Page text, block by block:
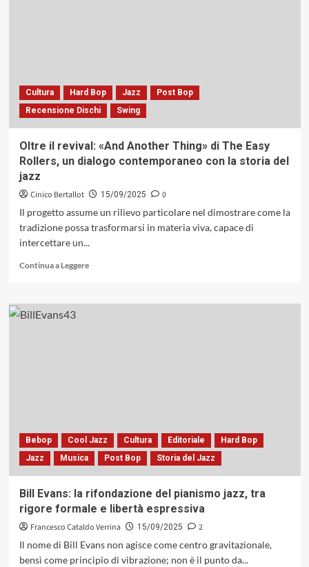
misura
del
suono
della
discrezione
Hawk
1986)
Cultura Hard Bop Jazz
Post Bop
Recensione Dischi
Swing
Oltre il revival: «And Another Thing» di The Easy
Rollers, un dialogo contemporaneo con la storia del
jazz
Cinico Bertallot 15/09/2025
0
Il progetto assume un rilievo particolare nel dimostrare come la
tradizione possa trasformarsi in materia viva, capace di
intercettare un...
Continua a LeggereLeggi
su
Rollers,
un
dialogo
la
storia
del
Bebop Cool Jazz Cultura Editoriale
Hard Bop
Jazz
Musica Post Bop Storia del Jazz
Bill Evans: la rifondazione del pianismo jazz, tra
rigore formale e libertà espressiva
Francesco Cataldo Verrina 15/09/2025
2
Il nome di Bill Evans non agisce come centro gravitazionale,
bensì come principio di vibrazione; non è il punto da...